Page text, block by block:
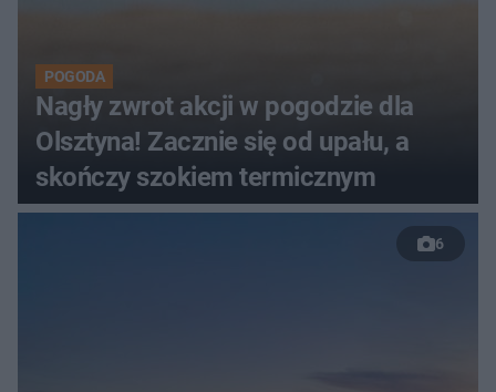
POGODA
Nagły zwrot akcji w pogodzie dla
Olsztyna! Zacznie się od upału, a
skończy szokiem termicznym
6